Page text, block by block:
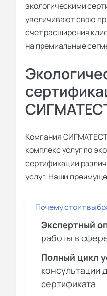
экологическими
увеличивают свою
счет расширения
на премиальные
Компания
комплекс услуг по
сертификации
услуг. Наши
Почему стоит
Экспертный
работы в
Полный цикл
консультации
сертификата